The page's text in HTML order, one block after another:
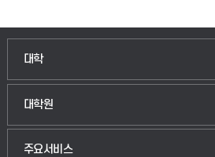
대학
인문융합공공인재학부
법경영학부
대학원
일반대학원
산업대학원
주요서비스
입학안내